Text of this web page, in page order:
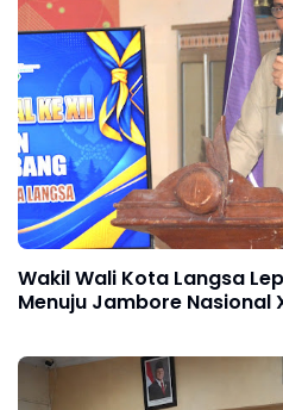
Wakil Wali Kota Langsa
Menuju Jambore Nasional